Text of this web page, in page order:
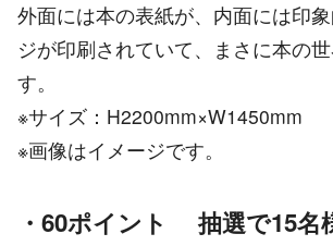
外面には本の表紙が、内面には印
ジが印刷されていて、まさに本の
す。
※サイズ：H2200mm×W1450mm
※画像はイメージです。
・60ポイント 抽選で15名